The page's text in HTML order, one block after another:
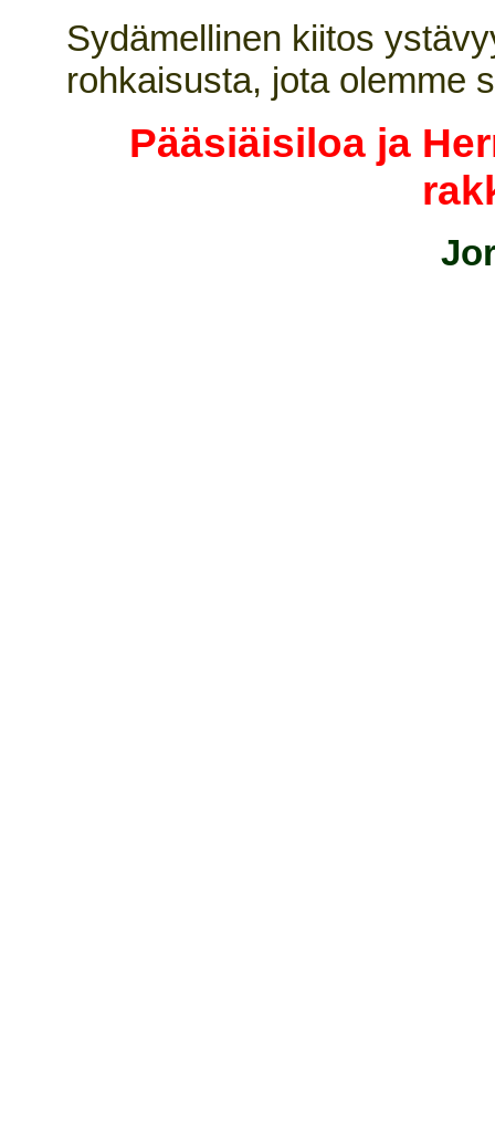
Sydämellinen kiitos
rohkaisusta, jota olemme
Pääsiäisiloa ja